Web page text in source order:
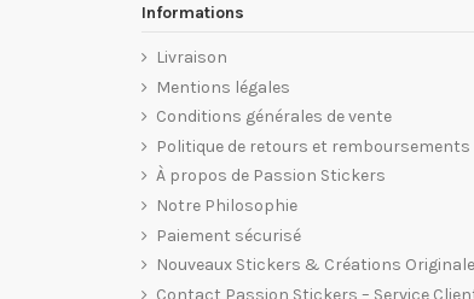
Informations
Livraison
Mentions légales
Conditions générales de vente
Politique de retours et remboursements
À propos de Passion Stickers
Notre Philosophie
Paiement sécurisé
Nouveaux Stickers & Créations
Contact Passion Stickers – Service